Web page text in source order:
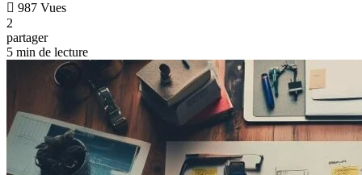
987 Vues
2
partager
5 min de lecture